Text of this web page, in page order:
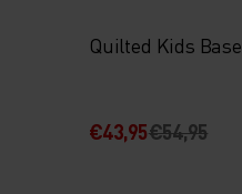
Quilted Kids
€43,95€54,95